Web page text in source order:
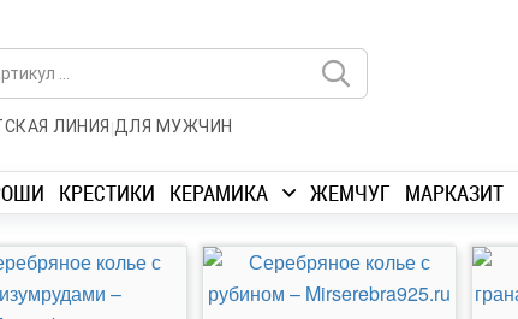
ЛИНИЯ |ДЛЯ МУЖЧИН
КРЕСТИКИ КЕРАМИКА ЖЕМЧУГ МАРКАЗИТ